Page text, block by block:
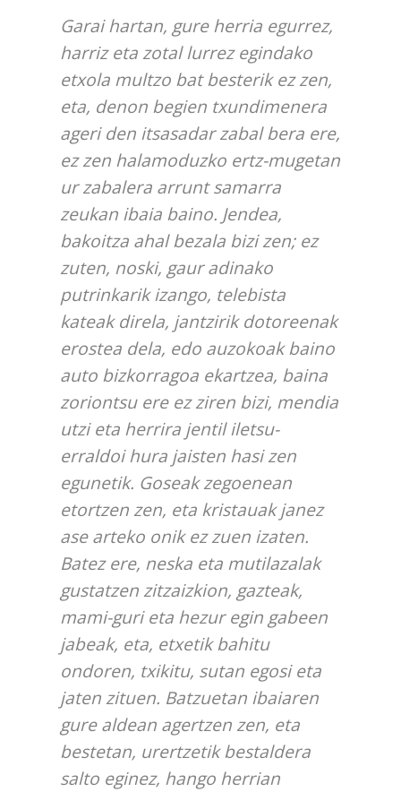
Garai hartan, gure herria egurrez,
harriz eta zotal lurrez egindako
etxola multzo bat besterik ez zen,
eta, denon begien txundimenera
ageri den itsasadar zabal bera ere,
ez zen halamoduzko ertz-mugetan
ur zabalera arrunt samarra
zeukan ibaia baino. Jendea,
bakoitza ahal bezala bizi zen; ez
zuten, noski, gaur adinako
putrinkarik izango, telebista
kateak direla, jantzirik dotoreenak
erostea dela, edo auzokoak baino
auto bizkorragoa ekartzea, baina
zoriontsu ere ez ziren bizi, mendia
utzi eta herrira jentil iletsu-
erraldoi hura jaisten hasi zen
egunetik. Goseak zegoenean
etortzen zen, eta kristauak janez
ase arteko onik ez zuen izaten.
Batez ere, neska eta mutilazalak
gustatzen zitzaizkion, gazteak,
mami-guri eta hezur egin gabeen
jabeak, eta, etxetik bahitu
ondoren, txikitu, sutan egosi eta
jaten zituen. Batzuetan ibaiaren
gure aldean agertzen zen, eta
bestetan, urertzetik bestaldera
salto eginez, hango herrian